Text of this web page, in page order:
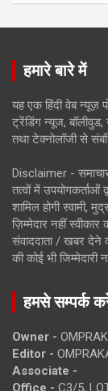
हमारे बारे में
यह एक हिंदी वेब न्यूज़
ट्रेंडिंग न्यूज,
तथा टेक्नोलॉजी से
Disclaimer -
तत्वों में उपयोगकर्ताओं
शामिल होगी स्वामी,
ज़िम्मेदार नहीं
संवाददाता / खबर देने
की कोई भी जिम्मेदारी
हमसे सम्पर्क
Owner -
Editor -
Associate -